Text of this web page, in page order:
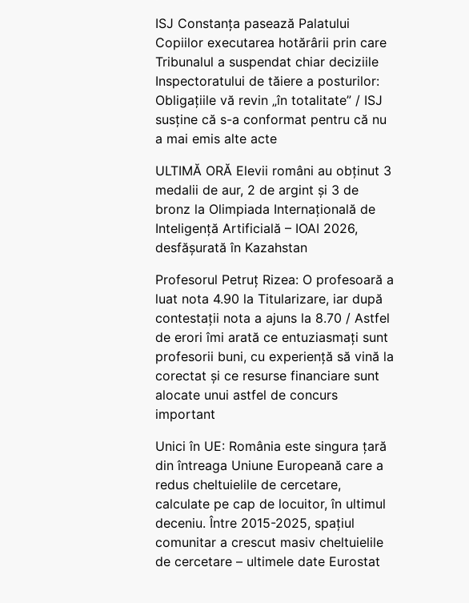
ISJ Constanța pasează Palatului
Copiilor executarea hotărârii prin care
Tribunalul a suspendat chiar deciziile
Inspectoratului de tăiere a posturilor:
Obligațiile vă revin „în totalitate” / ISJ
susține că s-a conformat pentru că nu
a mai emis alte acte
ULTIMĂ ORĂ Elevii români au obținut 3
medalii de aur, 2 de argint și 3 de
bronz la Olimpiada Internațională de
Inteligență Artificială – IOAI 2026,
desfășurată în Kazahstan
Profesorul Petruț Rizea: O profesoară a
luat nota 4.90 la Titularizare, iar după
contestații nota a ajuns la 8.70 / Astfel
de erori îmi arată ce entuziasmați sunt
profesorii buni, cu experiență să vină la
corectat și ce resurse financiare sunt
alocate unui astfel de concurs
important
Unici în UE: România este singura țară
din întreaga Uniune Europeană care a
redus cheltuielile de cercetare,
calculate pe cap de locuitor, în ultimul
deceniu. Între 2015-2025, spațiul
comunitar a crescut masiv cheltuielile
de cercetare – ultimele date Eurostat